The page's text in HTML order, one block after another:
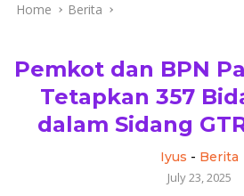
Home Berita
Pemkot dan BPN
Tetapkan 357
dalam Sidang
Iyus - Berita
July 23, 2025